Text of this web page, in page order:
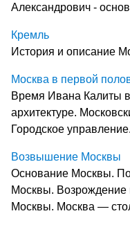
Александрович -
Кремль
История и описание
Москва в первой
Время Ивана Калиты
архитектуре.
Городское управление.
Возвышение Москвы
Основание Москвы.
Москвы. Возрождение
Москвы. Москва —